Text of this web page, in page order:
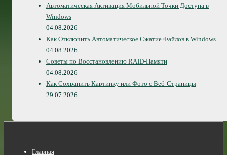
Автоматическая Активация Мобильной Точки Доступа в
Windows
04.08.2026
Как Отключить Автоматическое Сжатие Файлов в Windows
04.08.2026
Советы по Восстановлению RAID-Памяти
04.08.2026
Как Сохранить Картинку или Фото с Веб-Страницы
29.07.2026
Нижнее
Главная